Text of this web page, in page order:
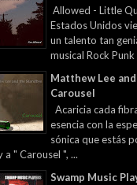
Allowed - Little
Estados Unidos
un talento tan
musical Rock Punk
Matthew Lee
Carousel
Acaricia cada
esencia con la
sónica que estás
a " Carousel ", ...
Swamp Music